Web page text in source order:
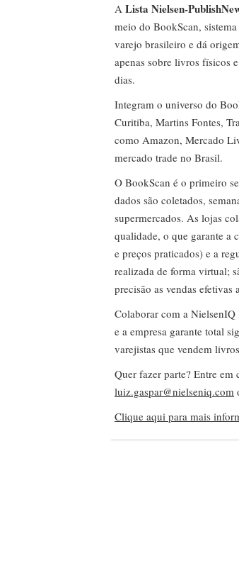
A Lista Nielsen-
meio do BookScan,
varejo brasileiro e dá
apenas sobre livros físicos
dias.
Integram o universo do
Curitiba, Martins Fontes,
como Amazon, Mercado
mercado trade no Brasil.
O BookScan é o primeiro
dados são coletados,
supermercados. As lojas
qualidade, o que garante a
e preços praticados) e a
realizada de forma virtual;
precisão as vendas
Colaborar com a NielsenIQ
e a empresa garante total
varejistas que vendem
Quer fazer parte? Entre em
luiz.gaspar@nielseniq.com
Clique aqui para mais